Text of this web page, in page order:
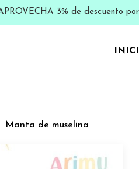
3% de descuento
Manta de muselina